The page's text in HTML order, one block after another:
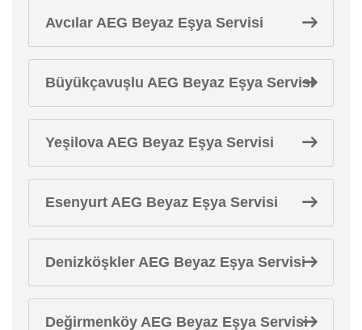
Avcılar AEG Beyaz Eşya Servisi
Büyükçavuşlu AEG Beyaz Eşya Servisi
Yeşilova AEG Beyaz Eşya Servisi
Esenyurt AEG Beyaz Eşya Servisi
Denizköşkler AEG Beyaz Eşya Servisi
Değirmenköy AEG Beyaz Eşya Servisi